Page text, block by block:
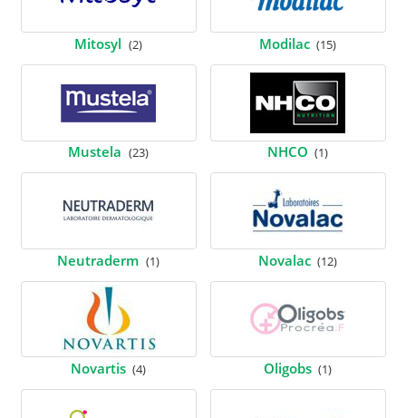
Mitosyl (2) Modilac (15)
Mustela (23) NHCO (1)
Neutraderm (1) Novalac (12)
Novartis (4) Oligobs (1)